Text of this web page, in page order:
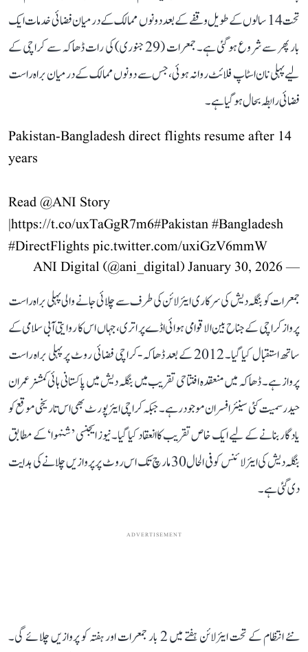
تحت 14 سالوں کے طویل وقفے کے بعد دونوں ممالک کے درمیان فضائی خدمات ایک
بار پھر سے شروع ہو گئی ہے۔ جمعرات (29 جنوری) کی رات ڈھاکہ سے کراچی کے
لیے پہلی نان اسٹاپ فلائٹ روانہ ہوئی، جس سے دونوں ممالک کے درمیان براہ راست
فضائی رابطہ بحال ہو گیا ہے۔
Pakistan-Bangladesh direct flights resume after 14
years
Read @ANI Story
|https://t.co/uxTaGgR7m6#Pakistan#Bangladesh
#DirectFlights pic.twitter.com/uxiGzV6mmW
— ANI Digital (@ani_digital)
January 30, 2026
جمعرات کو بنگلہ دیش کی سرکاری ایئرلائن کی طرف سے چلائی جانے والی پہلی براہ راست
پرواز کراچی کے جناح بین الاقوامی ہوائی اڈے پر اتری، جہاں اس کا روایتی آبی سلامی کے
ساتھ استقبال کیا گیا۔ 2012 کے بعد ڈھاکہ-کراچی فضائی روٹ پر پہلی براہ راست
پرواز ہے۔ ڈھاکہ میں منعقدہ افتتاحی تقریب میں بنگلہ دیش میں پاکستانی ہائی کمشنر عمران
حیدر سمیت کئی سینئر افسران موجود رہے۔ جبکہ کراچی ایئرپورٹ بھی اس تاریخی موقع کو
یادگار بنانے کے لیے ایک خاص تقریب کا انعقاد کیا گیا۔ نیوز ایجنسی ’ شنہوا‘ کے مطابق
بنگلہ دیش کی ایئرلائنس کو فی الحال 30 مارچ تک اس روٹ پر پروازیں چلانے کی ہدایت
دی گئی ہے۔
ADVERTISEMENT
نئے انتظام کے تحت ایئرلائن ہفتے میں 2 بار جمعرات اور ہفتہ کو پروازیں چلائے گی۔